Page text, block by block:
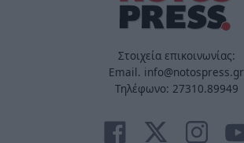
Στοιχεία επικοινωνίας:
Email. info@notospress.gr
Τηλέφωνο: 27310.89949